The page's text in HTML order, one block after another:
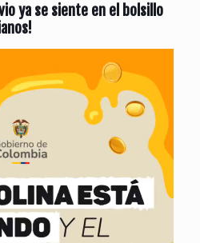
ya se siente en el bolsillo